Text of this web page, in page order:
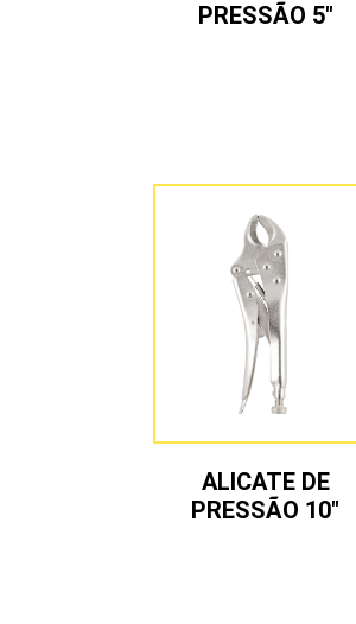
PRESSÃO 5″
ALICATE DE
PRESSÃO 10″